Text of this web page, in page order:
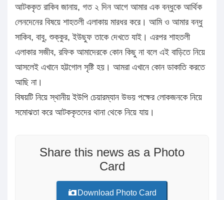
আটককৃত রাকিব জানায়, গত ২ দিন আগে আমার এক বন্ধুকে আর্থিক
লেনদেনের বিষয়ে শাহতলী এলাকায় মারধর করে। আমি ও আমার বন্ধু
সাকিব, বাবু, শুক্কুর, ইউছুফ তাকে দেখতে যাই। এরপর শাহতলী
এলাকার সজীব, রফিক আমাদেরকে কোন কিছু না বলে এই বাড়িতে নিয়ে
আসলেই এখানে হট্টগোল সৃষ্টি হয়। আমরা এখানে কোন ডাকাতি করতে
আছি না।
বিষয়টি নিয়ে স্থানীয় ইউপি চেয়ারম্যান উভয় পক্ষের লোকজনকে নিয়ে
সমোঝতা করে আটককৃতদের থানা থেকে নিয়ে যায়।
Share this news as a Photo
Card
Download Photo Card